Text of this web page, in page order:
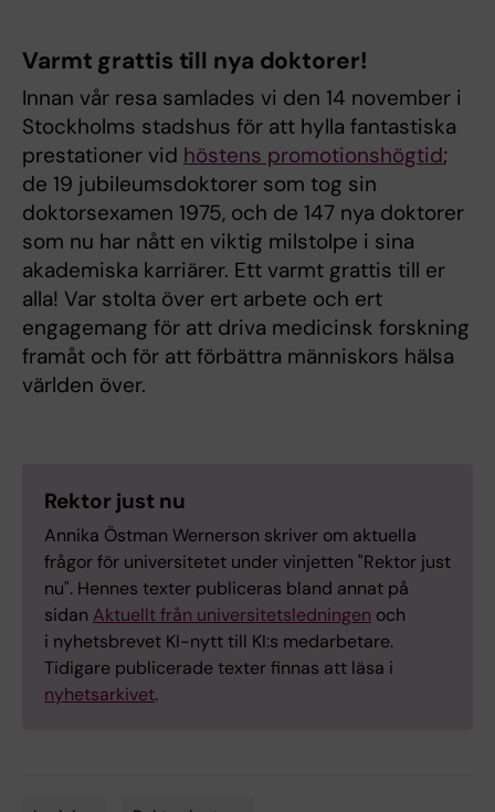
Varmt grattis till nya doktorer!
Innan vår resa samlades vi den 14 november i
Stockholms stadshus för att hylla fantastiska
prestationer vid höstens promotionshögtid;
de 19 jubileumsdoktorer som tog sin
doktorsexamen 1975, och de 147 nya doktorer
som nu har nått en viktig milstolpe i sina
akademiska karriärer. Ett varmt grattis till er
alla! Var stolta över ert arbete och ert
engagemang för att driva medicinsk forskning
framåt och för att förbättra människors hälsa
världen över.
Rektor just nu
Annika Östman Wernerson skriver om aktuella
frågor för universitetet under vinjetten "Rektor just
nu". Hennes texter publiceras bland annat på
sidan Aktuellt från universitetsledningen och
i nyhetsbrevet KI-nytt till KI:s medarbetare.
Tidigare publicerade texter finnas att läsa i
nyhetsarkivet.